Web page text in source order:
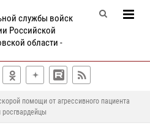
службы войск
Российской
области -
помощи от агрессивного пациента